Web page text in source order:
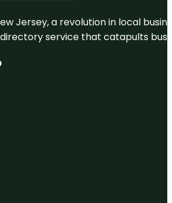
Jersey, a revolution in local
service that catapults